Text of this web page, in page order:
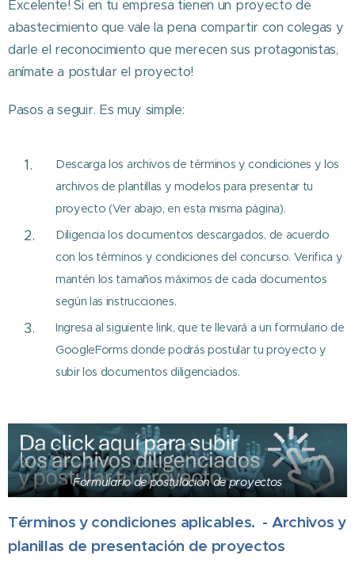
Excelente! Si en tu empresa tienen un proyecto de
abastecimiento que vale la pena compartir con colegas y
darle el reconocimiento que merecen sus protagonistas,
anímate a postular el proyecto!
Pasos a seguir. Es muy simple:
Descarga los archivos de términos y condiciones y los
archivos de plantillas y modelos para presentar tu
proyecto (Ver abajo, en esta misma página).
Diligencia los documentos descargados, de acuerdo
con los términos y condiciones del concurso. Verifica y
mantén los tamaños máximos de cada documentos
según las instrucciones.
Ingresa al siguiente link, que te llevará a un formulario de
GoogleForms donde podrás postular tu proyecto y
subir los documentos diligenciados.
Formulario de postulación de proyectos
Términos y condiciones aplicables. - Archivos y
planillas de presentación de proyectos